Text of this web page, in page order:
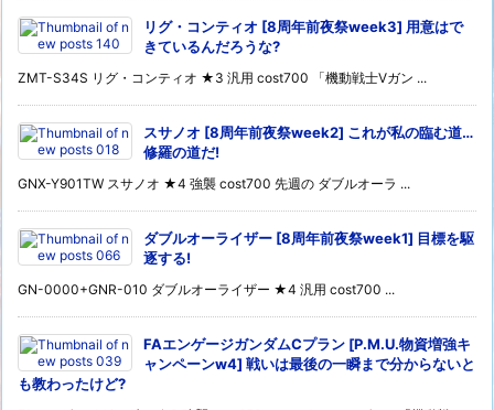
リグ・コンティオ [8周年前夜祭week3] 用意はで
きているんだろうな?
ZMT-S34S リグ・コンティオ ★3 汎用 cost700 「機動戦士Vガン ...
スサノオ [8周年前夜祭week2] これが私の臨む道…
修羅の道だ!
GNX-Y901TW スサノオ ★4 強襲 cost700 先週の ダブルオーラ ...
ダブルオーライザー [8周年前夜祭week1] 目標を駆
逐する!
GN-0000+GNR-010 ダブルオーライザー ★4 汎用 cost700 ...
FAエンゲージガンダムCプラン [P.M.U.物資増強キ
ャンペーンw4] 戦いは最後の一瞬まで分からないと
も教わったけど?